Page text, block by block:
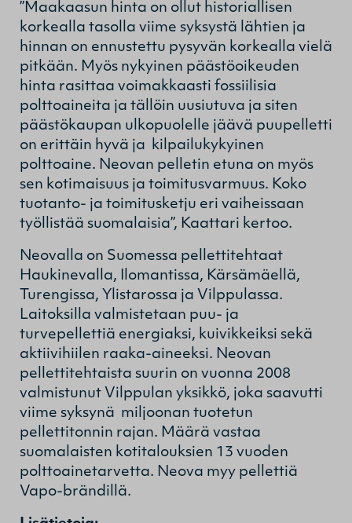
”Maakaasun hinta on ollut historiallisen
korkealla tasolla viime syksystä lähtien ja
hinnan on ennustettu pysyvän korkealla vielä
pitkään. Myös nykyinen päästöoikeuden
hinta rasittaa voimakkaasti fossiilisia
polttoaineita ja tällöin uusiutuva ja siten
päästökaupan ulkopuolelle jäävä puupelletti
on erittäin hyvä ja kilpailukykyinen
polttoaine. Neovan pelletin etuna on myös
sen kotimaisuus ja toimitusvarmuus. Koko
tuotanto- ja toimitusketju eri vaiheissaan
työllistää suomalaisia”, Kaattari kertoo.
Neovalla on Suomessa pellettitehtaat
Haukinevalla, Ilomantissa, Kärsämäellä,
Turengissa, Ylistarossa ja Vilppulassa.
Laitoksilla valmistetaan puu- ja
turvepellettiä energiaksi, kuivikkeiksi sekä
aktiivihiilen raaka-aineeksi. Neovan
pellettitehtaista suurin on vuonna 2008
valmistunut Vilppulan yksikkö, joka saavutti
viime syksynä miljoonan tuotetun
pellettitonnin rajan. Määrä vastaa
suomalaisten kotitalouksien 13 vuoden
polttoainetarvetta. Neova myy pellettiä
Vapo-brändillä.